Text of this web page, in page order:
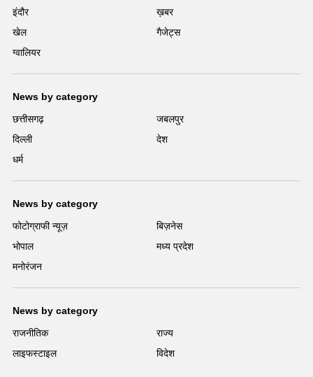
इंदौर
ख़बर
खेल
गैजेट्स
ग्वालियर
News by category
छत्तीसगढ़
जबलपुर
दिल्ली
देश
धर्म
News by category
फोटोग्राफी न्यूज़
बिज़नेस
भोपाल
मध्य प्रदेश
मनोरंजन
News by category
राजनीतिक
राज्य
लाइफस्टाइल
विदेश